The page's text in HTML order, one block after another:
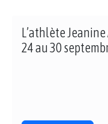
L’athlète
24 au 30